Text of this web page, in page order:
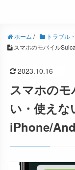
ホーム / トラブル
スマホのモバイル
2023.10.16
スマホの
い・使えな
iPhone/